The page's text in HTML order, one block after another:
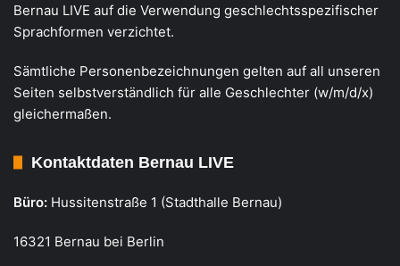
Bernau LIVE auf die Verwendung geschlechtsspezifischer
Sprachformen verzichtet.
Sämtliche Personenbezeichnungen gelten auf all unseren
Seiten selbstverständlich für alle Geschlechter (w/m/d/x)
gleichermaßen.
Kontaktdaten Bernau LIVE
Büro: Hussitenstraße 1 (Stadthalle Bernau)
16321 Bernau bei Berlin